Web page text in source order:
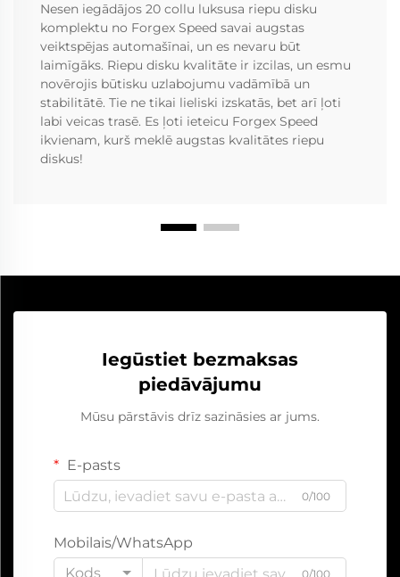
Nesen iegādājos 20 collu luksusa riepu disku
komplektu no Forgex Speed savai augstas
veiktspējas automašīnai, un es nevaru būt
laimīgāks. Riepu disku kvalitāte ir izcilas, un esmu
novērojis būtisku uzlabojumu vadāmībā un
stabilitātē. Tie ne tikai lieliski izskatās, bet arī ļoti
labi veicas trasē. Es ļoti ieteicu Forgex Speed
ikvienam, kurš meklē augstas kvalitātes riepu
diskus!
Iegūstiet bezmaksas
piedāvājumu
Mūsu pārstāvis drīz sazināsies ar jums.
E-pasts
0/100
Mobilais/WhatsApp
Kods
0/100